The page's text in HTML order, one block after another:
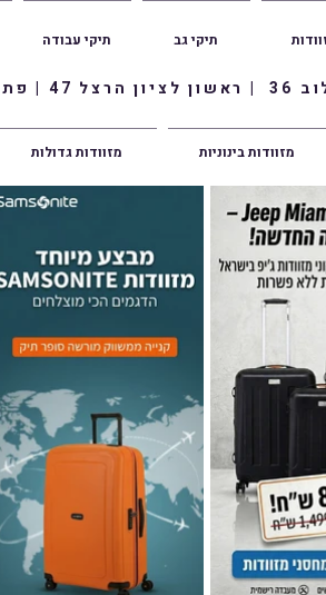
1
תיקי עבודה תיקי גב
מזוודות גדולות מזוודות בינוניות